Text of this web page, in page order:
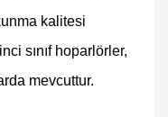
kalitesi
sınıf hoparlörler,
mevcuttur.